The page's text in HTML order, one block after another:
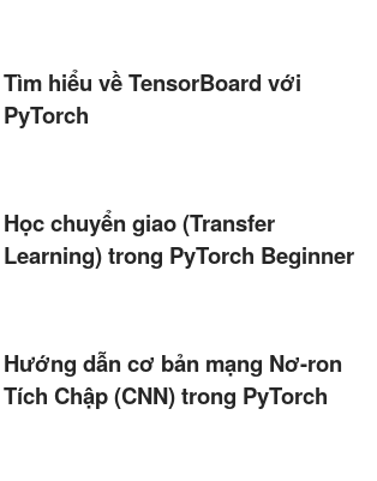
Tìm hiểu về TensorBoard với
PyTorch
Học chuyển giao (Transfer
Learning) trong PyTorch Beginner
Hướng dẫn cơ bản mạng Nơ-ron
Tích Chập (CNN) trong PyTorch